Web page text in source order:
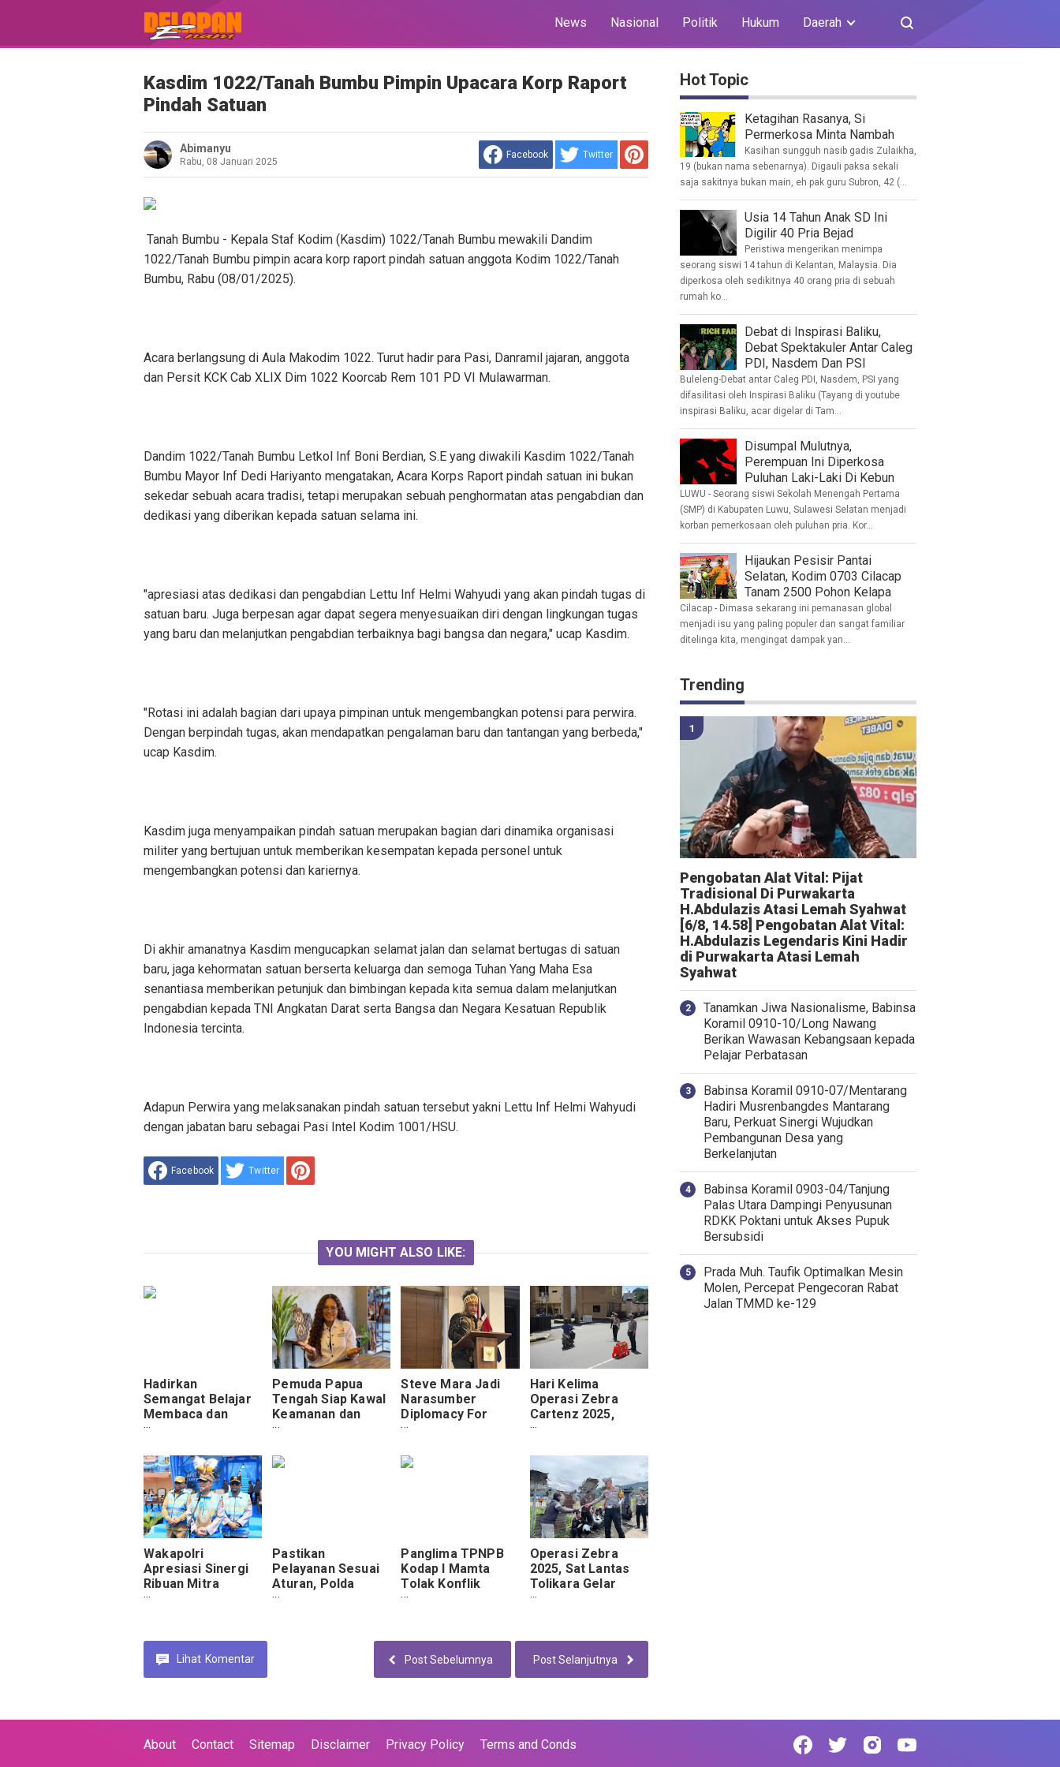
News Nasional Politik Hukum Daerah
Kasdim 1022/Tanah Bumbu Pimpin Upacara Korp Raport
Pindah Satuan
Abimanyu
Rabu, 08 Januari 2025
Facebook Twitter
Tanah Bumbu - Kepala Staf Kodim (Kasdim) 1022/Tanah Bumbu mewakili Dandim
1022/Tanah Bumbu pimpin acara korp raport pindah satuan anggota Kodim 1022/Tanah
Bumbu, Rabu (08/01/2025).
Acara berlangsung di Aula Makodim 1022. Turut hadir para Pasi, Danramil jajaran, anggota
dan Persit KCK Cab XLIX Dim 1022 Koorcab Rem 101 PD VI Mulawarman.
Dandim 1022/Tanah Bumbu Letkol Inf Boni Berdian, S.E yang diwakili Kasdim 1022/Tanah
Bumbu Mayor Inf Dedi Hariyanto mengatakan, Acara Korps Raport pindah satuan ini bukan
sekedar sebuah acara tradisi, tetapi merupakan sebuah penghormatan atas pengabdian dan
dedikasi yang diberikan kepada satuan selama ini.
"apresiasi atas dedikasi dan pengabdian Lettu Inf Helmi Wahyudi yang akan pindah tugas di
satuan baru. Juga berpesan agar dapat segera menyesuaikan diri dengan lingkungan tugas
yang baru dan melanjutkan pengabdian terbaiknya bagi bangsa dan negara," ucap Kasdim.
"Rotasi ini adalah bagian dari upaya pimpinan untuk mengembangkan potensi para perwira.
Dengan berpindah tugas, akan mendapatkan pengalaman baru dan tantangan yang berbeda,"
ucap Kasdim.
Kasdim juga menyampaikan pindah satuan merupakan bagian dari dinamika organisasi
militer yang bertujuan untuk memberikan kesempatan kepada personel untuk
mengembangkan potensi dan kariernya.
Di akhir amanatnya Kasdim mengucapkan selamat jalan dan selamat bertugas di satuan
baru, jaga kehormatan satuan berserta keluarga dan semoga Tuhan Yang Maha Esa
senantiasa memberikan petunjuk dan bimbingan kepada kita semua dalam melanjutkan
pengabdian kepada TNI Angkatan Darat serta Bangsa dan Negara Kesatuan Republik
Indonesia tercinta.
Adapun Perwira yang melaksanakan pindah satuan tersebut yakni Lettu Inf Helmi Wahyudi
dengan jabatan baru sebagai Pasi Intel Kodim 1001/HSU.
Facebook Twitter
YOU MIGHT ALSO LIKE:
Hadirkan
Semangat Belajar
Membaca dan
Berhitung Dalam
Pemuda Papua
Tengah Siap Kawal
Keamanan dan
Ketertiban Tanah
Steve Mara Jadi
Narasumber
Diplomacy For
Development di
Hari Kelima
Operasi Zebra
Cartenz 2025,
Polda Papua Mulai
Penegakan Hukum
Wakapolri
Apresiasi Sinergi
Ribuan Mitra
Kamtibmas dalam
di Polda Papua
Pastikan
Pelayanan Sesuai
Aturan, Polda
Papua Audit
Panglima TPNPB
Kodap I Mamta
Tolak Konflik
Menjelang 1
Operasi Zebra
2025, Sat Lantas
Tolikara Gelar
Sosialisasi
Lihat Komentar Post Selanjutnya
Post Sebelumnya
Hot Topic
Ketagihan Rasanya, Si
Permerkosa Minta Nambah
Kasihan sungguh nasib gadis Zulaikha,
19 (bukan nama sebenarnya). Digauli paksa sekali
saja sakitnya bukan main, eh pak guru Subron, 42 (...
Usia 14 Tahun Anak SD Ini
Digilir 40 Pria Bejad
Peristiwa mengerikan menimpa
seorang siswi 14 tahun di Kelantan, Malaysia. Dia
diperkosa oleh sedikitnya 40 orang pria di sebuah
rumah ko...
Debat di Inspirasi Baliku,
Debat Spektakuler Antar Caleg
PDI, Nasdem Dan PSI
Buleleng-Debat antar Caleg PDI, Nasdem, PSI yang
difasilitasi oleh Inspirasi Baliku (Tayang di youtube
inspirasi Baliku, acar digelar di Tam...
Disumpal Mulutnya,
Perempuan Ini Diperkosa
Puluhan Laki-Laki Di Kebun
LUWU - Seorang siswi Sekolah Menengah Pertama
(SMP) di Kabupaten Luwu, Sulawesi Selatan menjadi
korban pemerkosaan oleh puluhan pria. Kor...
Hijaukan Pesisir Pantai
Selatan, Kodim 0703 Cilacap
Tanam 2500 Pohon Kelapa
Cilacap - Dimasa sekarang ini pemanasan global
menjadi isu yang paling populer dan sangat familiar
ditelinga kita, mengingat dampak yan...
Trending
Pengobatan Alat Vital: Pijat
Tradisional Di Purwakarta
H.Abdulazis Atasi Lemah Syahwat
[6/8, 14.58] Pengobatan Alat Vital:
H.Abdulazis Legendaris Kini Hadir
di Purwakarta Atasi Lemah
Syahwat
Tanamkan Jiwa Nasionalisme, Babinsa
Koramil 0910-10/Long Nawang
Berikan Wawasan Kebangsaan kepada
Pelajar Perbatasan
Babinsa Koramil 0910-07/Mentarang
Hadiri Musrenbangdes Mantarang
Baru, Perkuat Sinergi Wujudkan
Pembangunan Desa yang
Berkelanjutan
‎Babinsa Koramil 0903-04/Tanjung
Palas Utara Dampingi Penyusunan
RDKK Poktani untuk Akses Pupuk
Bersubsidi
Prada Muh. Taufik Optimalkan Mesin
Molen, Percepat Pengecoran Rabat
Jalan TMMD ke-129
About Contact Sitemap Disclaimer Privacy Policy Terms and Conds